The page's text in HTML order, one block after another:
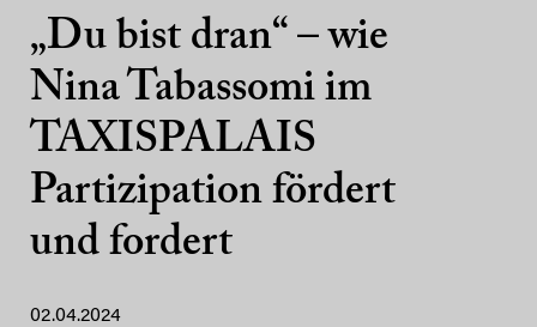
„Du bist dran“ – wie
Nina Tabassomi im
TAXISPALAIS
Partizipation fördert
und fordert
02.04.2024